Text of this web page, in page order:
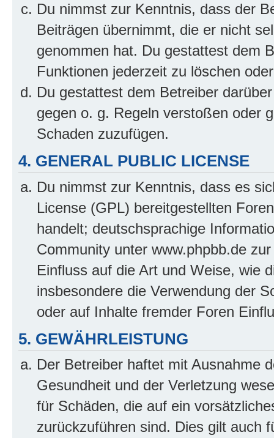
Du nimmst zur Kenntnis, dass der
Beiträgen übernimmt, die er nicht
genommen hat. Du gestattest dem
Funktionen jederzeit zu löschen
Du gestattest dem Betreiber
gegen o. g. Regeln verstoßen oder
Schaden zuzufügen.
4. GENERAL PUBLIC LICENSE
Du nimmst zur Kenntnis, dass es
License (GPL) bereitgestellten
handelt; deutschsprachige
Community unter www.phpbb.de
Einfluss auf die Art und Weise, wie
insbesondere die Verwendung der
oder auf Inhalte fremder Foren
5. GEWÄHRLEISTUNG
Der Betreiber haftet mit Ausnahme
Gesundheit und der Verletzung
für Schäden, die auf ein
zurückzuführen sind. Dies gilt auch